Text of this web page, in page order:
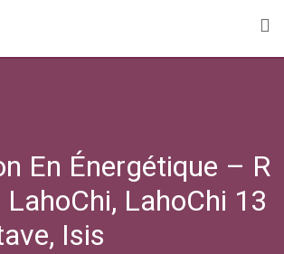
En Énergétique – R
LahoChi, LahoChi 13
Isis